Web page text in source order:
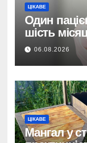
ЦІКАВЕ
Один
шість
ховається
06.08.2026
ЦІКАВЕ
Мангал у